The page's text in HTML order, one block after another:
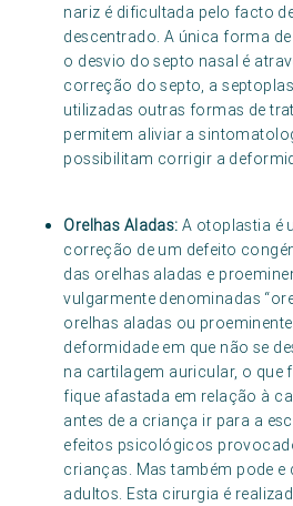
nariz é dificultada pelo facto
descentrado. A única forma
o desvio do septo nasal é
correção do septo, a
utilizadas outras formas de
permitem aliviar a
possibilitam corrigir a
Orelhas Aladas: A otoplastia é
correção de um defeito
das orelhas aladas e
vulgarmente denominadas
orelhas aladas ou
deformidade em que não se
na cartilagem auricular, o que
fique afastada em relação à
antes de a criança ir para a
efeitos psicológicos
crianças. Mas também pode e
adultos. Esta cirurgia é